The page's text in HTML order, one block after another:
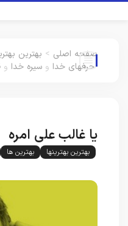
صفحه اصلی > بهترین
حرفهای خدا و سیره خدا و
یا غالب علی امره
بهترین بهترینها بهترین ها